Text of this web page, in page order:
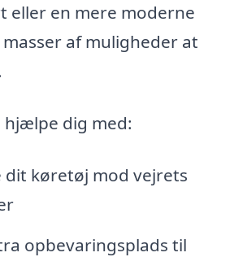
eller en mere moderne
af muligheder at
hjælpe dig med:
dit køretøj mod vejrets
opbevaringsplads til